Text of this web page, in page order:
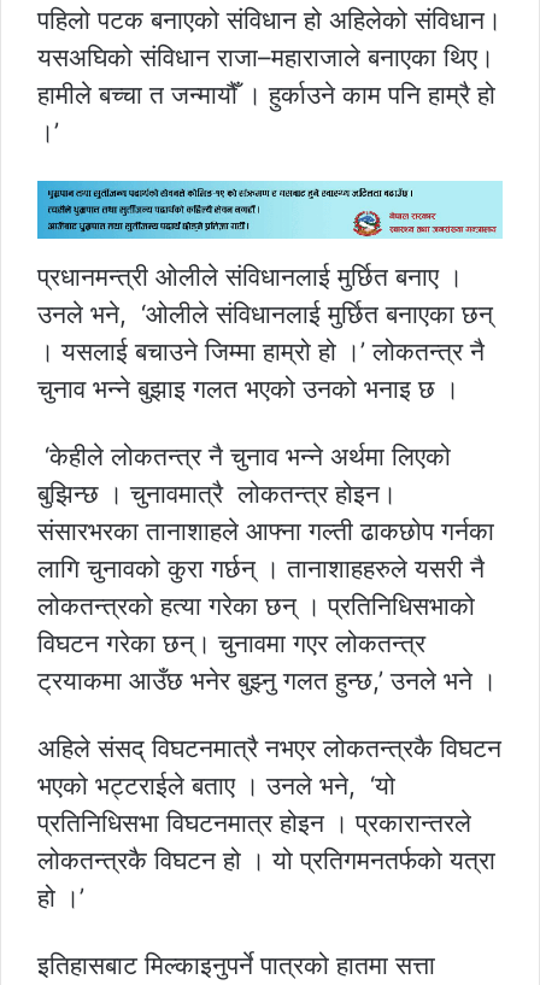
पहिलो पटक बनाएको संविधान हो अहिलेको संविधान।
यसअघिको संविधान राजा–महाराजाले बनाएका थिए।
हामीले बच्चा त जन्मायौँ । हुर्काउने काम पनि हाम्रै हो
।’
प्रधानमन्त्री ओलीले संविधानलाई मुर्छित बनाए ।
उनले भने, ‘ओलीले संविधानलाई मुर्छित बनाएका छन्
। यसलाई बचाउने जिम्मा हाम्रो हो ।’ लोकतन्त्र नै
चुनाव भन्ने बुझाइ गलत भएको उनको भनाइ छ ।
‘केहीले लोकतन्त्र नै चुनाव भन्ने अर्थमा लिएको
बुझिन्छ । चुनावमात्रै लोकतन्त्र होइन।
संसारभरका तानाशाहले आफ्ना गल्ती ढाकछोप गर्नका
लागि चुनावको कुरा गर्छन् । तानाशाहहरुले यसरी नै
लोकतन्त्रको हत्या गरेका छन् । प्रतिनिधिसभाको
विघटन गरेका छन्। चुनावमा गएर लोकतन्त्र
ट्रयाकमा आउँछ भनेर बुझ्नु गलत हुन्छ,’ उनले भने ।
अहिले संसद् विघटनमात्रै नभएर लोकतन्त्रकै विघटन
भएको भट्टराईले बताए । उनले भने, ‘यो
प्रतिनिधिसभा विघटनमात्र होइन । प्रकारान्तरले
लोकतन्त्रकै विघटन हो । यो प्रतिगमनतर्फको यत्रा
हो ।’
इतिहासबाट मिल्काइनुपर्ने पात्रको हातमा सत्ता